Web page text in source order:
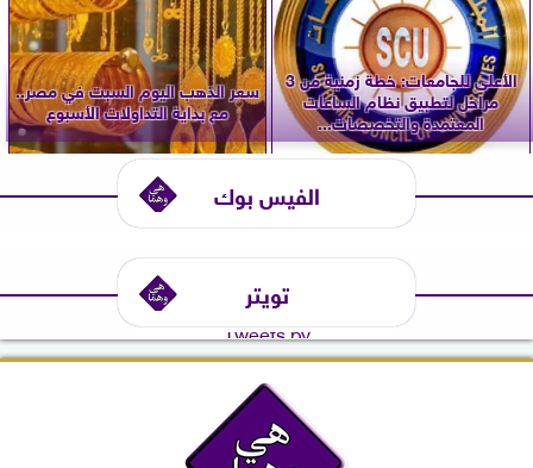
الأعلى للجامعات: خطة زمنية من 3
مراحل لتطبيق نظام الساعات
المعتمدة والتخصصات...
سعر الذهب اليوم السبت في مصر..
مع بداية التداولات الأسبوع
الفيس بوك
تويتر
Tweets by